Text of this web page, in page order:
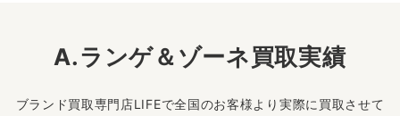
A.ランゲ＆ゾーネ買取実績
ブランド買取専門店LIFEで全国のお客様より実際に買取させて